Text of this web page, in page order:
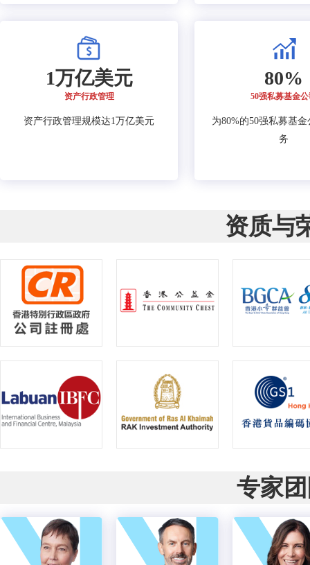
1万亿美元
资产行政管理
资产行政管理规模达1万亿美元
80%
50强私募基金
为80%的50强私募基
务
资质与
专家